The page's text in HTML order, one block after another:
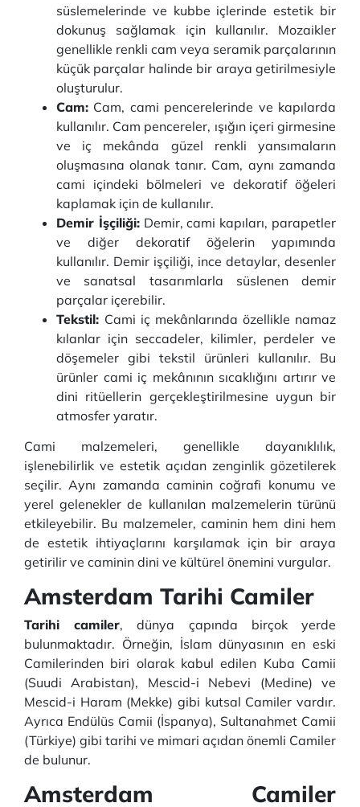
süslemelerinde ve kubbe içlerinde estetik bir
dokunuş sağlamak için kullanılır. Mozaikler
genellikle renkli cam veya seramik parçalarının
küçük parçalar halinde bir araya getirilmesiyle
oluşturulur.
Cam: Cam, cami pencerelerinde ve kapılarda
kullanılır. Cam pencereler, ışığın içeri girmesine
ve iç mekânda güzel renkli yansımaların
oluşmasına olanak tanır. Cam, aynı zamanda
cami içindeki bölmeleri ve dekoratif öğeleri
kaplamak için de kullanılır.
Demir İşçiliği:Demir, cami kapıları, parapetler
ve diğer dekoratif öğelerin yapımında
kullanılır. Demir işçiliği, ince detaylar, desenler
ve sanatsal tasarımlarla süslenen demir
parçalar içerebilir.
Tekstil: Cami iç mekânlarında özellikle namaz
kılanlar için seccadeler, kilimler, perdeler ve
döşemeler gibi tekstil ürünleri kullanılır. Bu
ürünler cami iç mekânının sıcaklığını artırır ve
dini ritüellerin gerçekleştirilmesine uygun bir
atmosfer yaratır.
Cami malzemeleri, genellikle dayanıklılık,
işlenebilirlik ve estetik açıdan zenginlik gözetilerek
seçilir. Aynı zamanda caminin coğrafi konumu ve
yerel gelenekler de kullanılan malzemelerin türünü
etkileyebilir. Bu malzemeler, caminin hem dini hem
de estetik ihtiyaçlarını karşılamak için bir araya
getirilir ve caminin dini ve kültürel önemini vurgular.
Amsterdam Tarihi Camiler
Tarihi camiler, dünya çapında birçok yerde
bulunmaktadır. Örneğin, İslam dünyasının en eski
Camilerinden biri olarak kabul edilen Kuba Camii
(Suudi Arabistan), Mescid-i Nebevi (Medine) ve
Mescid-i Haram (Mekke) gibi kutsal Camiler vardır.
Ayrıca Endülüs Camii (İspanya), Sultanahmet Camii
(Türkiye) gibi tarihi ve mimari açıdan önemli Camiler
de bulunur.
Amsterdam Camiler